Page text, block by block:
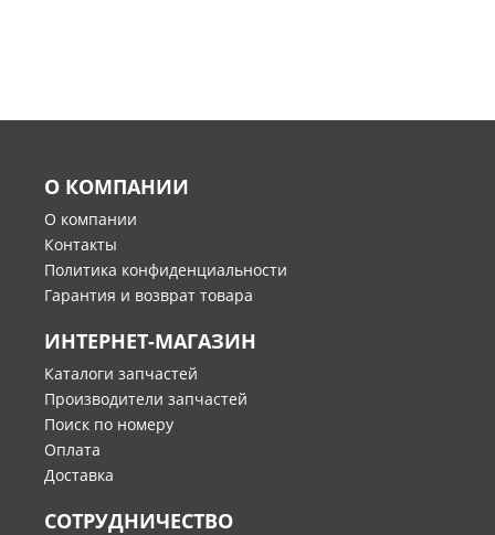
О КОМПАНИИ
О компании
Контакты
Политика конфиденциальности
Гарантия и возврат товара
ИНТЕРНЕТ-МАГАЗИН
Каталоги запчастей
Производители запчастей
Поиск по номеру
Оплата
Доставка
СОТРУДНИЧЕСТВО